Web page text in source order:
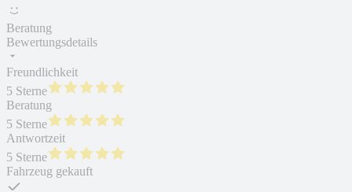
Beratung
Bewertungsdetails
Freundlichkeit
5 Sterne
Beratung
5 Sterne
Antwortzeit
5 Sterne
Fahrzeug gekauft